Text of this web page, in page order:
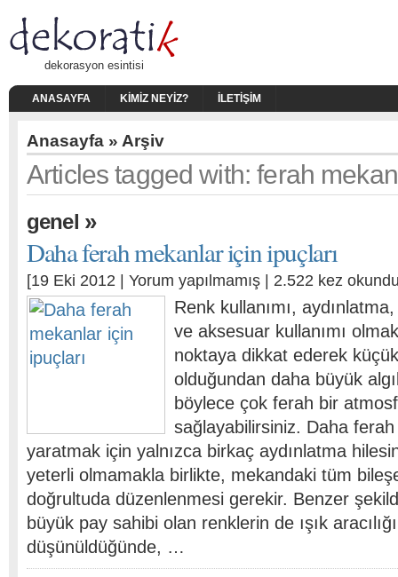
dekorasyon esintisi
ANASAYFA KIMIZ NEYIZ? İLETIŞIM
Anasayfa » Arşiv
Articles tagged with: ferah
genel »
Daha ferah mekanlar için ipuçları
[19 Eki 2012 | Yorum yapılmamış | 2.522 kez
Renk kullanımı,
ve aksesuar kullanımı
noktaya dikkat ederek
olduğundan daha büyük
böylece çok ferah bir
sağlayabilirsiniz. Daha
yaratmak için yalnızca birkaç aydınlatma
yeterli olmamakla birlikte, mekandaki tüm
doğrultuda düzenlenmesi gerekir. Benzer
büyük pay sahibi olan renklerin de ışık aracılığı
düşünüldüğünde, …